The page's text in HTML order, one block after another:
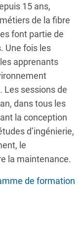
15 ans,
de la fibre
font partie de
Une fois les
apprenants
Les sessions de
dans tous les
la conception
d’ingénierie,
le
la maintenance.
de formation